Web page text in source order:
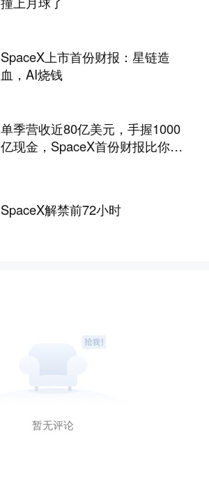
SpaceX上市首份财报：星链造
血，AI烧钱
单季营收近80亿美元，手握1000
亿现金，SpaceX首份财报比你想
SpaceX解禁前72小时
暂无评论